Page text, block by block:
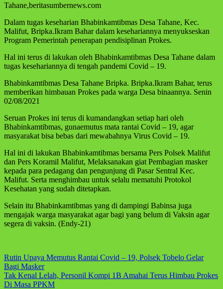
Tahane,beritasumbernews.com
Dalam tugas keseharian Bhabinkamtibmas Desa Tahane, Kec.
Malifut, Bripka.Ikram Bahar dalam kesehariannya menyukseskan
Program Pemerintah penerapan pendisiplinan Prokes.
Hal ini terus di lakukan oleh Bhabinkamtibmas Desa Tahane dalam
tugas kesehariannya di tengah pandemi Covid – 19.
Bhabinkamtibmas Desa Tahane Bripka. Bripka.Ikram Bahar, terus
memberikan himbauan Prokes pada warga Desa binaannya. Senin
02/08/2021
Seruan Prokes ini terus di kumandangkan setiap hari oleh
Bhabinkamtibmas, gunaemutus mata rantai Covid – 19, agar
masyarakat bisa bebas dari mewabahnya Virus Covid – 19.
Hal ini di lakukan Bhabinkamtibmas bersama Pers Polsek Malifut
dan Pers Koramil Malifut, Melaksanakan giat Pembagian masker
kepada para pedagang dan pengunjung di Pasar Sentral Kec.
Malifut. Serta menghimbau untuk selalu mematuhi Protokol
Kesehatan yang sudah ditetapkan.
Selain itu Bhabinkamtibmas yang di dampingi Babinsa juga
mengajak warga masyarakat agar bagi yang belum di Vaksin agar
segera di vaksin. (Endy-21)
Navigasi
pos
Rutin Upaya Memutus Rantai Covid – 19, Polsek Tobelo Gelar
Bagi Masker
Tak Kenal Lelah, Personil Kompi 1B Amahai Terus Himbau Prokes
Di Masa PPKM